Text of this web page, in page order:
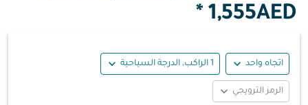
1,555AED *
اتجاه واحد expand_more 1 الراكب, الدرجة السياحية expand_more
الرمز الترويجي expand_more